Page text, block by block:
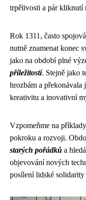
trpělivosti a pár kliknutí
Rok 1311, často
nutně znamenat konec
jako na období plné
příležitostí. Stejně jako
hrozbám a překonávala
kreativitu a inovativní
Vzpomeňme na
pokroku a rozvoji.
starých pořádků a
objevování nových
posílení lidské solidarity